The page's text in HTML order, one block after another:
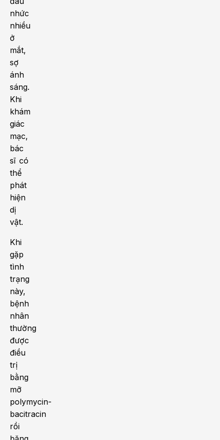
nhức
nhiều
ở
mắt,
sợ
ánh
sáng.
Khi
khám
giác
mạc,
bác
sĩ có
thể
phát
hiện
dị
vật.
Khi
gặp
tình
trạng
này,
bệnh
nhân
thường
được
điều
trị
bằng
mỡ
polymycin-
bacitracin
rồi